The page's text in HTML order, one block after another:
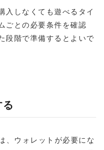
入しなくても遊べるタイ
ごとの必要条件を確認
段階で準備するとよいで
、ウォレットが必要にな